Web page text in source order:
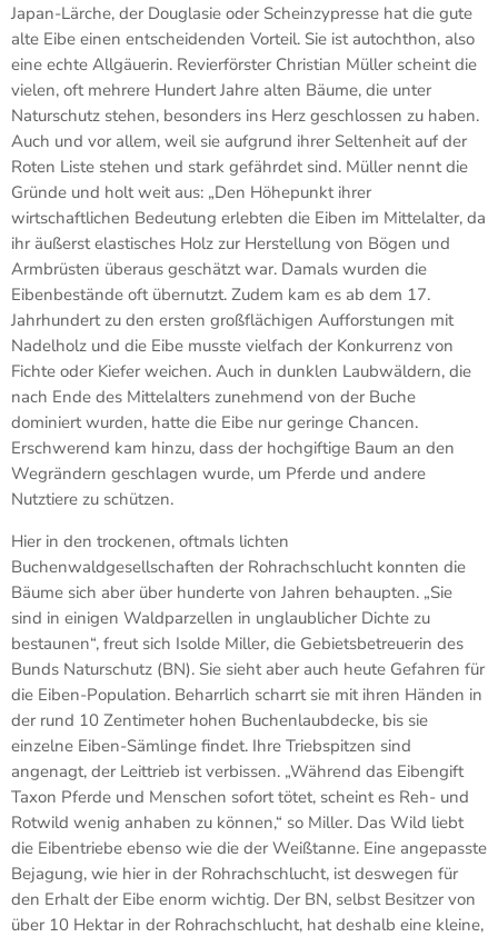
Japan-Lärche, der Douglasie oder Scheinzypresse hat die gute
alte Eibe einen entscheidenden Vorteil. Sie ist autochthon, also
eine echte Allgäuerin. Revierförster Christian Müller scheint die
vielen, oft mehrere Hundert Jahre alten Bäume, die unter
Naturschutz stehen, besonders ins Herz geschlossen zu haben.
Auch und vor allem, weil sie aufgrund ihrer Seltenheit auf der
Roten Liste stehen und stark gefährdet sind. Müller nennt die
Gründe und holt weit aus: „Den Höhepunkt ihrer
wirtschaftlichen Bedeutung erlebten die Eiben im Mittelalter, da
ihr äußerst elastisches Holz zur Herstellung von Bögen und
Armbrüsten überaus geschätzt war. Damals wurden die
Eibenbestände oft übernutzt. Zudem kam es ab dem 17.
Jahrhundert zu den ersten großflächigen Aufforstungen mit
Nadelholz und die Eibe musste vielfach der Konkurrenz von
Fichte oder Kiefer weichen. Auch in dunklen Laubwäldern, die
nach Ende des Mittelalters zunehmend von der Buche
dominiert wurden, hatte die Eibe nur geringe Chancen.
Erschwerend kam hinzu, dass der hochgiftige Baum an den
Wegrändern geschlagen wurde, um Pferde und andere
Nutztiere zu schützen.
Hier in den trockenen, oftmals lichten
Buchenwaldgesellschaften der Rohrachschlucht konnten die
Bäume sich aber über hunderte von Jahren behaupten. „Sie
sind in einigen Waldparzellen in unglaublicher Dichte zu
bestaunen“, freut sich Isolde Miller, die Gebietsbetreuerin des
Bunds Naturschutz (BN). Sie sieht aber auch heute Gefahren für
die Eiben-Population. Beharrlich scharrt sie mit ihren Händen in
der rund 10 Zentimeter hohen Buchenlaubdecke, bis sie
einzelne Eiben-Sämlinge findet. Ihre Triebspitzen sind
angenagt, der Leittrieb ist verbissen. „Während das Eibengift
Taxon Pferde und Menschen sofort tötet, scheint es Reh- und
Rotwild wenig anhaben zu können,“ so Miller. Das Wild liebt
die Eibentriebe ebenso wie die der Weißtanne. Eine angepasste
Bejagung, wie hier in der Rohrachschlucht, ist deswegen für
den Erhalt der Eibe enorm wichtig. Der BN, selbst Besitzer von
über 10 Hektar in der Rohrachschlucht, hat deshalb eine kleine,